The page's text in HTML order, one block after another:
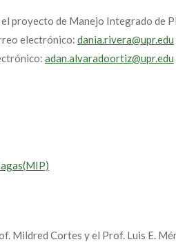
proyecto de Manejo Integrado de
electrónico: dania.rivera@upr.edu
adan.alvaradoortiz@upr.edu
Mildred Cortes y el Prof. Luis E.